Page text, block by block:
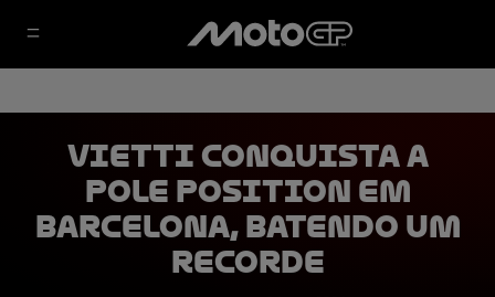
Vietti conquista a
pole position em
Barcelona, batendo um
recorde